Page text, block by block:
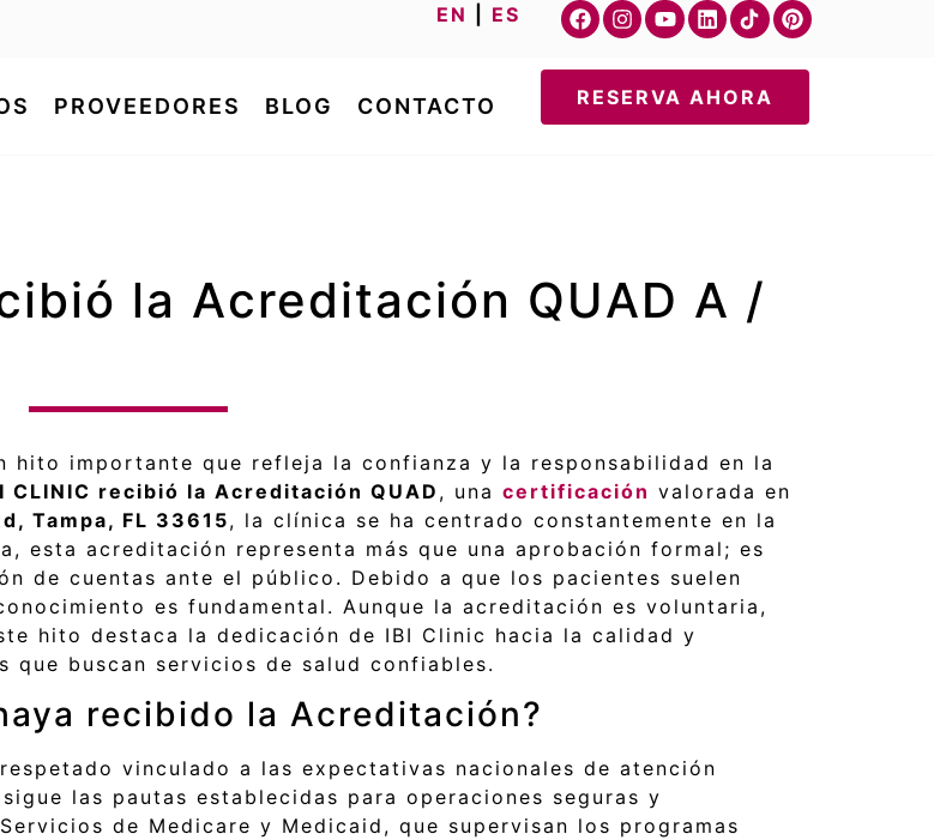
EN ES
PROVEEDORES BLOG CONTACTO RESERVA AHORA
la Acreditación QUAD A /
hito importante que refleja la confianza y la responsabilidad en la
CLINIC recibió la Acreditación QUAD, una certificación valorada en
Tampa, FL 33615, la clínica se ha centrado constantemente en la
esta acreditación representa más que una aprobación formal; es
de cuentas ante el público. Debido a que los pacientes suelen
es fundamental. Aunque la acreditación es voluntaria,
hito destaca la dedicación de IBI Clinic hacia la calidad y
buscan servicios de salud confiables.
recibido la Acreditación?
vinculado a las expectativas nacionales de atención
las pautas establecidas para operaciones seguras y
de Medicare y Medicaid, que supervisan los programas